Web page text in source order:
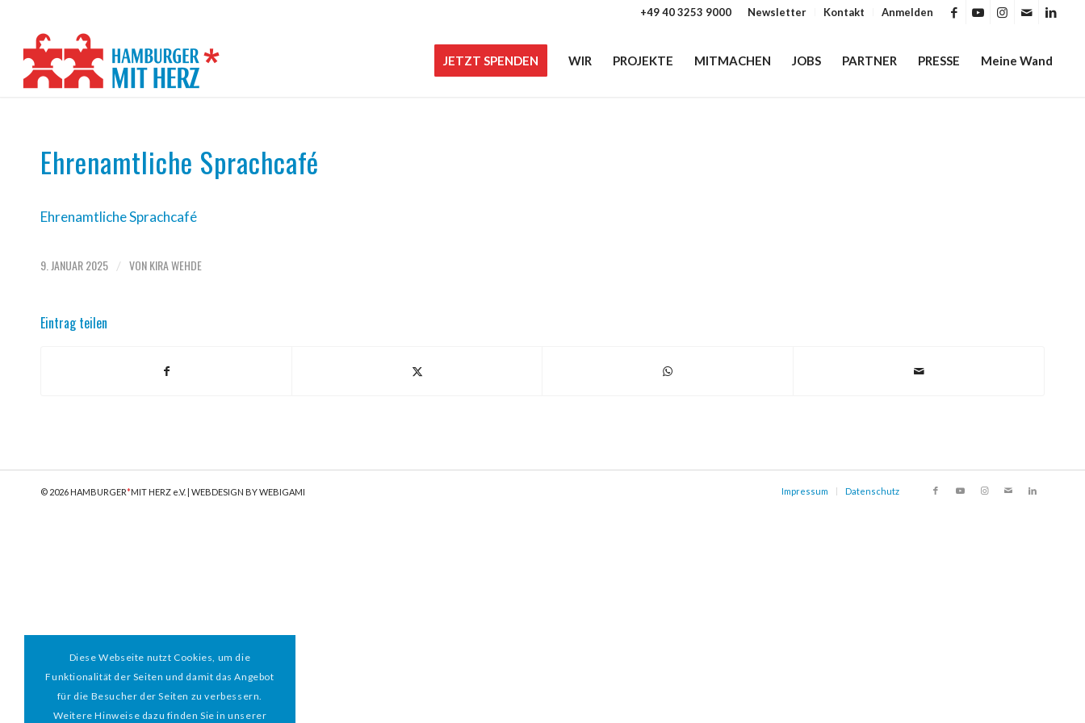
Newsletter Kontakt Anmelden
+49 40 3253 9000
JETZT SPENDEN WIR PROJEKTE MITMACHEN JOBS PARTNER PRESSE Meine Wand
Ehrenamtliche Sprachcafé
Ehrenamtliche Sprachcafé
9. JANUAR 2025 / VONKIRA WEHDE
Eintrag teilen
© 2026 HAMBURGER*MIT HERZ e.V. | WEBDESIGN BY WEBIGAMI Impressum Datenschutz
Diese Webseite nutzt Cookies, um die
Funktionalität der Seiten und damit das Angebot
für die Besucher der Seiten zu verbessern.
Weitere Hinweise dazu finden Sie in unserer